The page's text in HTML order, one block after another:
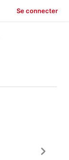
Se connecter